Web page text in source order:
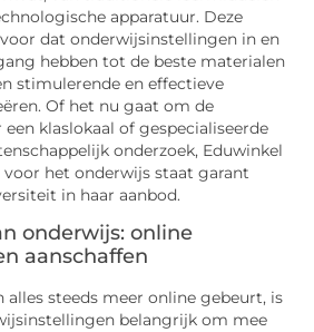
apparatuur. Deze
dat onderwijsinstellingen in en
hebben tot de beste materialen
stimulerende en effectieve
Of het nu gaat om de
klaslokaal of gespecialiseerde
onderzoek, Eduwinkel
het onderwijs staat garant
in haar aanbod.
onderwijs: online
aanschaffen
alles steeds meer online gebeurt, is
belangrijk om mee